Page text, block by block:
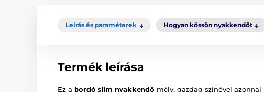
Leírás és paraméterek Hogyan kössön nyakkendőt
Termék leírása
Ez a bordó slim nyakkendő mély, gazdag színével